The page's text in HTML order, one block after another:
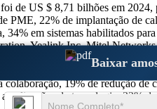
Baixar
de US $ 8,71 bilhões em
PME, 22% de implantação de
em sistemas habilitados
Yealink Inc, Mitel
25%, resto do mundo 13%-
21% de custos
19% de redução de
de tecnologia, 22%